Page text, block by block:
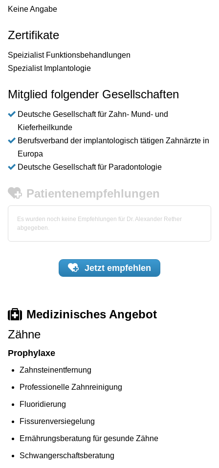
Keine Angabe
Zertifikate
Speizialist Funktionsbehandlungen
Spezialist Implantologie
Mitglied folgender Gesellschaften
Deutsche Gesellschaft für Zahn- Mund- und
Kieferheilkunde
Berufsverband der implantologisch tätigen Zahnärzte in
Europa
Deutsche Gesellschaft für Paradontologie
Patientenempfehlungen
Es wurden noch keine Empfehlungen für Dr. Alexander Rether
abgegeben.
Jetzt empfehlen
Medizinisches Angebot
Zähne
Prophylaxe
Zahnsteinentfernung
Professionelle Zahnreinigung
Fluoridierung
Fissurenversiegelung
Ernährungsberatung für gesunde Zähne
Schwangerschaftsberatung